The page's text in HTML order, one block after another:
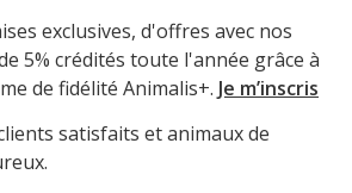
exclusives, d'offres avec nos
5% crédités toute l'année grâce à
de fidélité Animalis+. Je m’inscris
satisfaits et animaux de